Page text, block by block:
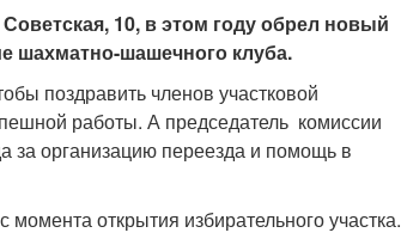
10, в этом году обрел новый
шахматно-шашечного клуба.
поздравить членов участковой
работы. А председатель комиссии
за организацию переезда и помощь в
момента открытия избирательного участка.